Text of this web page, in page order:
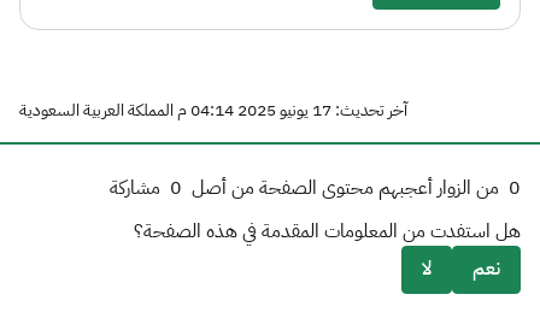
آخر تحديث: 17 يونيو 2025 04:14 م المملكة العربية السعودية
0 من الزوار أعجبهم محتوى الصفحة من أصل 0 مشاركة
هل استفدت من المعلومات المقدمة في هذه الصفحة؟
نعم
لا